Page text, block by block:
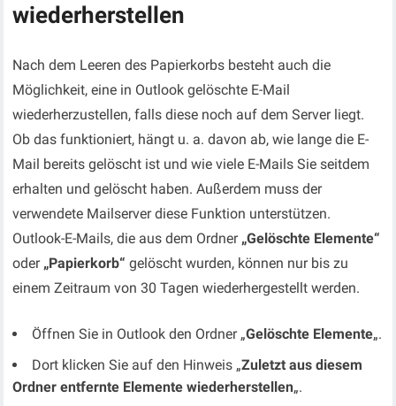
wiederherstellen
Nach dem Leeren des Papierkorbs besteht auch die
Möglichkeit, eine in Outlook gelöschte E-Mail
wiederherzustellen, falls diese noch auf dem Server liegt.
Ob das funktioniert, hängt u. a. davon ab, wie lange die E-
Mail bereits gelöscht ist und wie viele E-Mails Sie seitdem
erhalten und gelöscht haben. Außerdem muss der
verwendete Mailserver diese Funktion unterstützen.
Outlook-E-Mails, die aus dem Ordner „Gelöschte Elemente“
oder „Papierkorb“ gelöscht wurden, können nur bis zu
einem Zeitraum von 30 Tagen wiederhergestellt werden.
Öffnen Sie in Outlook den Ordner „Gelöschte Elemente„.
Dort klicken Sie auf den Hinweis „Zuletzt aus diesem
Ordner entfernte Elemente wiederherstellen„.